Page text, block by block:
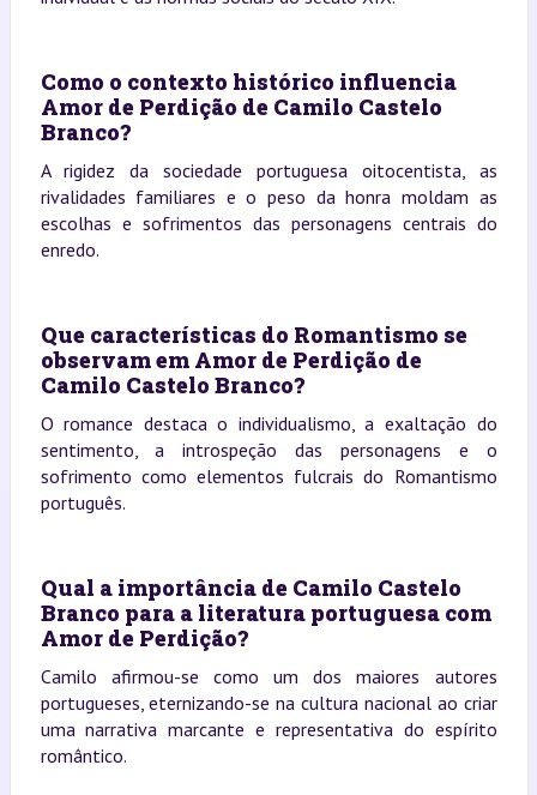
Como o contexto histórico influencia
Amor de Perdição de Camilo Castelo
Branco?
A rigidez da sociedade portuguesa oitocentista, as
rivalidades familiares e o peso da honra moldam as
escolhas e sofrimentos das personagens centrais do
enredo.
Que características do Romantismo se
observam em Amor de Perdição de
Camilo Castelo Branco?
O romance destaca o individualismo, a exaltação do
sentimento, a introspeção das personagens e o
sofrimento como elementos fulcrais do Romantismo
português.
Qual a importância de Camilo Castelo
Branco para a literatura portuguesa com
Amor de Perdição?
Camilo afirmou-se como um dos maiores autores
portugueses, eternizando-se na cultura nacional ao criar
uma narrativa marcante e representativa do espírito
romântico.